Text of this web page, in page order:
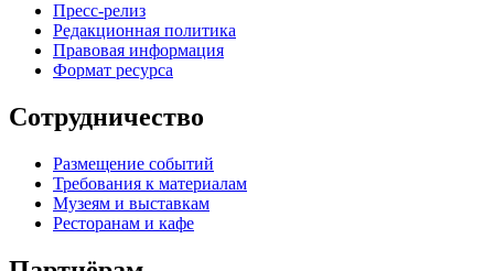
Пресс-релиз
Редакционная политика
Правовая информация
Формат ресурса
Сотрудничество
Размещение событий
Требования к материалам
Музеям и выставкам
Ресторанам и кафе